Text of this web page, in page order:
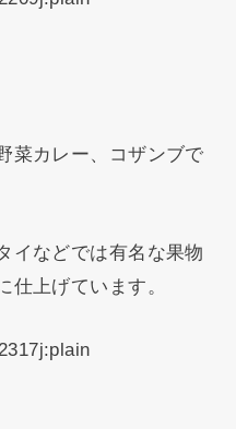
菜カレー、コザンブで
イなどでは有名な果物
仕上げています。